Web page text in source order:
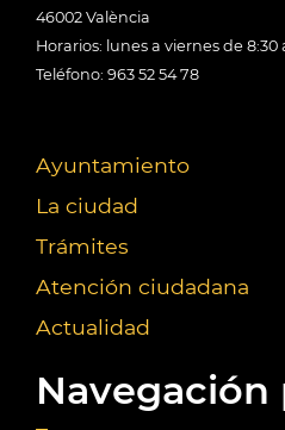
46002 València
Horarios: lunes a viernes de 8:30
Teléfono: 963 52 54 78
Ayuntamiento
La ciudad
Trámites
Atención ciudadana
Actualidad
Navegación